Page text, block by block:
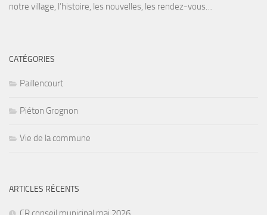
notre village, l’histoire, les nouvelles, les rendez-vous…
CATÉGORIES
Paillencourt
Piéton Grognon
Vie de la commune
ARTICLES RÉCENTS